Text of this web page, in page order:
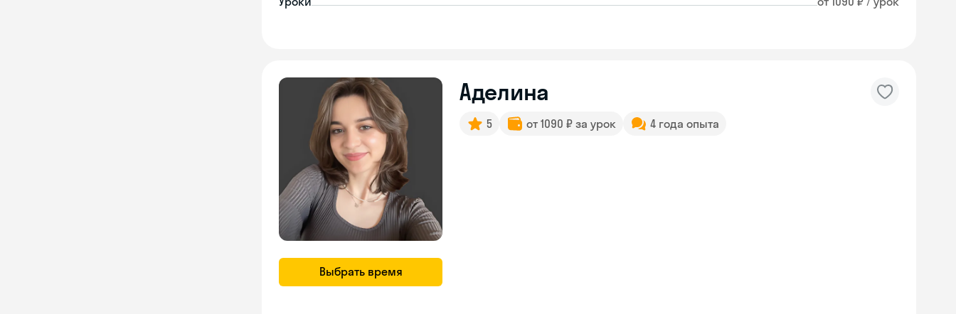
Выбрать время
Аделина
5 от 1090 ₽ за урок 4 года опыта